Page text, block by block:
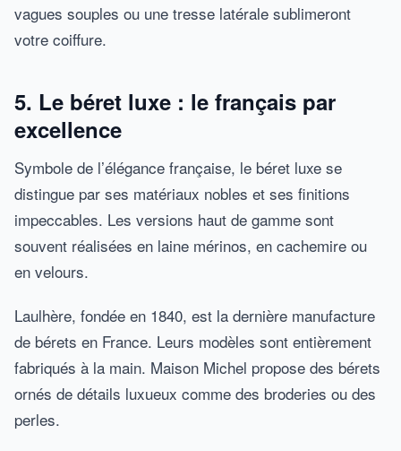
vagues souples ou une tresse latérale sublimeront
votre coiffure.
5. Le béret luxe : le français par
excellence
Symbole de l’élégance française, le béret luxe se
distingue par ses matériaux nobles et ses finitions
impeccables. Les versions haut de gamme sont
souvent réalisées en laine mérinos, en cachemire ou
en velours.
Laulhère, fondée en 1840, est la dernière manufacture
de bérets en France. Leurs modèles sont entièrement
fabriqués à la main. Maison Michel propose des bérets
ornés de détails luxueux comme des broderies ou des
perles.